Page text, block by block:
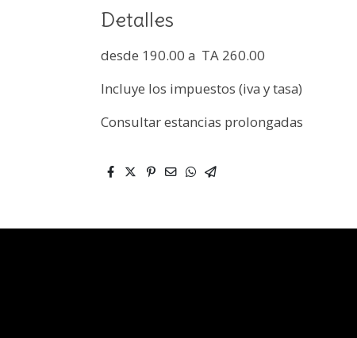
Detalles
desde 190.00 a TA 260.00
Incluye los impuestos (iva y tasa)
Consultar estancias prolongadas